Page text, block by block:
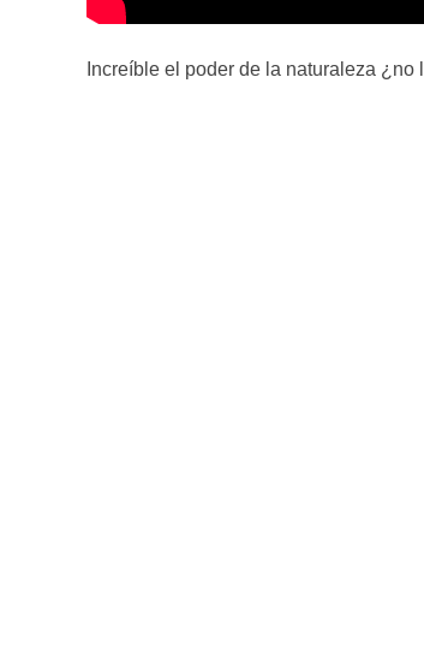
Increíble el poder de la naturaleza